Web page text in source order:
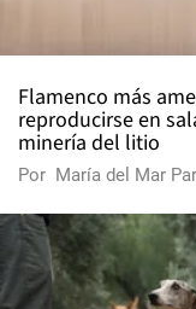
Flamenco más
reproducirse en
minería del litio
Por María del Mar